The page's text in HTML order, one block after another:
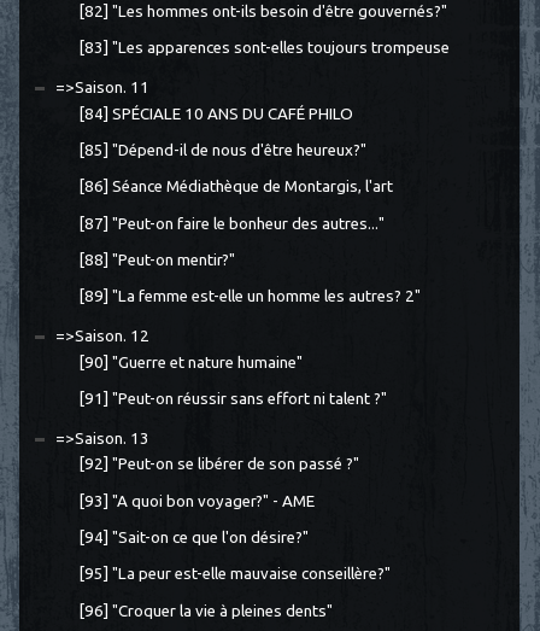
[82] "Les hommes ont-ils besoin d'être gouvernés?"
[83] "Les apparences sont-elles toujours trompeuse
=>Saison. 11
[84] SPÉCIALE 10 ANS DU CAFÉ PHILO
[85] "Dépend-il de nous d'être heureux?"
[86] Séance Médiathèque de Montargis, l'art
[87] "Peut-on faire le bonheur des autres..."
[88] "Peut-on mentir?"
[89] "La femme est-elle un homme les autres? 2"
=>Saison. 12
[90] "Guerre et nature humaine"
[91] "Peut-on réussir sans effort ni talent ?"
=>Saison. 13
[92] "Peut-on se libérer de son passé ?"
[93] "A quoi bon voyager?" - AME
[94] "Sait-on ce que l'on désire?"
[95] "La peur est-elle mauvaise conseillère?"
[96] "Croquer la vie à pleines dents"